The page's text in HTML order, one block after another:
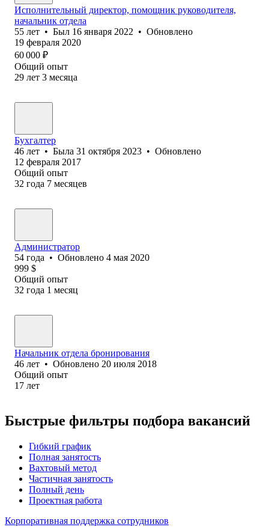
Исполнительный директор, помощник руководителя,
начальник отдела
55 лет • Был 16 января 2022 • Обновлено
19 февраля 2020
60 000 ₽
Общий опыт
29 лет 3 месяца
Бухгалтер
46 лет • Была 31 октября 2023 • Обновлено
12 февраля 2017
Общий опыт
32 года 7 месяцев
Администратор
54 года • Обновлено 4 мая 2020
999 $
Общий опыт
32 года 1 месяц
Начальник отдела бронирования
46 лет • Обновлено 20 июля 2018
Общий опыт
17 лет
Быстрые фильтры подбора вакансий
Гибкий график
Полная занятость
Вахтовый метод
Частичная занятость
Полный день
Проектная работа
Корпоративная поддержка сотрудников